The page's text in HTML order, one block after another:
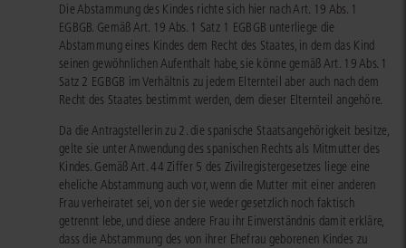
Die Abstammung des Kindes richte sich hier nach Art. 19 Abs. 1
EGBGB. Gemäß Art. 19 Abs. 1 Satz 1 EGBGB unterliege die
Abstammung eines Kindes dem Recht des Staates, in dem das Kind
seinen gewöhnlichen Aufenthalt habe, sie könne gemäß Art. 19 Abs. 1
Satz 2 EGBGB im Verhältnis zu jedem Elternteil aber auch nach dem
Recht des Staates bestimmt werden, dem dieser Elternteil angehöre.
Da die Antragstellerin zu 2. die spanische Staatsangehörigkeit besitze,
gelte sie unter Anwendung des spanischen Rechts als Mitmutter des
Kindes. Gemäß Art. 44 Ziffer 5 des Zivilregistergesetzes liege eine
eheliche Abstammung auch vor, wenn die Mutter mit einer anderen
Frau verheiratet sei, von der sie weder gesetzlich noch faktisch
getrennt lebe, und diese andere Frau ihr Einverständnis damit erkläre,
dass die Abstammung des von ihrer Ehefrau geborenen Kindes zu